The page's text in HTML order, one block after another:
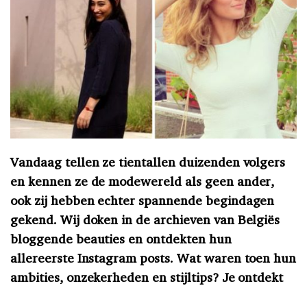
Vandaag tellen ze tientallen duizenden volgers
en kennen ze de modewereld als geen ander,
ook zij hebben echter spannende begindagen
gekend. Wij doken in de archieven van Belgiës
bloggende beauties en ontdekten hun
allereerste Instagram posts. Wat waren toen hun
ambities, onzekerheden en stijltips? Je ontdekt